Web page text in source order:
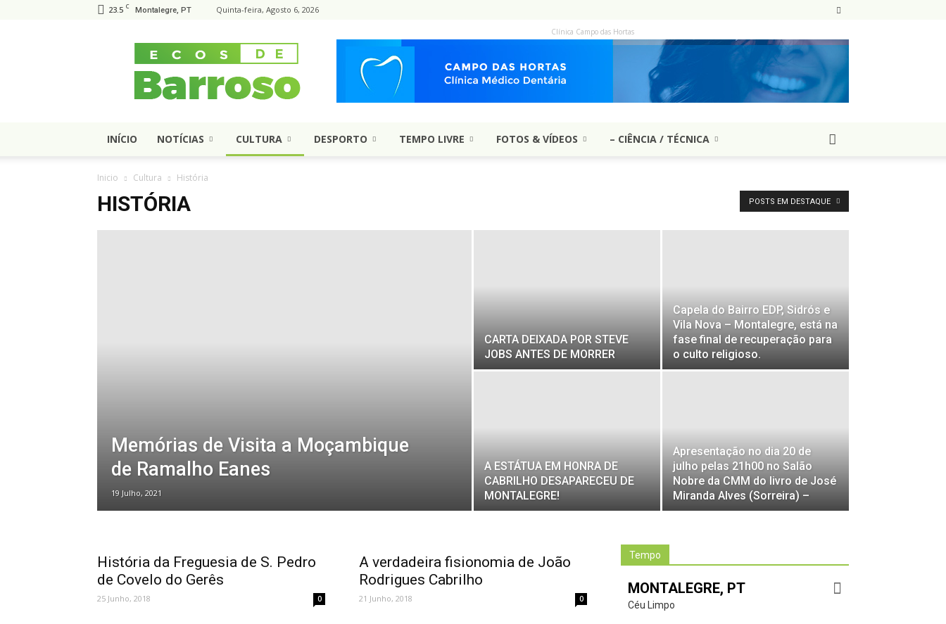
23.5 C Montalegre, PT Quinta-feira, Agosto 6, 2026
Ecos
de
Barroso
Clínica Campo das Hortas
INÍCIO NOTÍCIAS CULTURA DESPORTO TEMPO LIVRE FOTOS & VÍDEOS – CIÊNCIA / TÉCNICA
Inicio Cultura História
HISTÓRIA POSTS EM DESTAQUE
Memórias de Visita a Moçambique
de Ramalho Eanes
19 Julho, 2021
CARTA DEIXADA POR STEVE
JOBS ANTES DE MORRER
Capela do Bairro EDP, Sidrós e
Vila Nova – Montalegre, está na
fase final de recuperação para
o culto religioso.
A ESTÁTUA EM HONRA DE
CABRILHO DESAPARECEU DE
MONTALEGRE!
Apresentação no dia 20 de
julho pelas 21h00 no Salão
Nobre da CMM do livro de José
Miranda Alves (Sorreira) –
História da Freguesia de S. Pedro
de Covelo do Gerês
25 Junho, 2018 0
A verdadeira fisionomia de João
Rodrigues Cabrilho
21 Junho, 2018 0
Tempo
MONTALEGRE, PT
Céu Limpo